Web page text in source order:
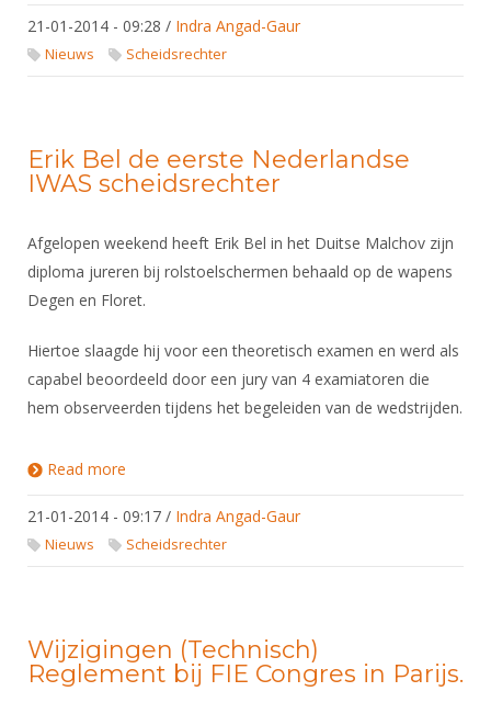
21-01-2014 - 09:28 / Indra Angad-Gaur
Nieuws Scheidsrechter
Erik Bel de eerste Nederlandse
IWAS scheidsrechter
Afgelopen weekend heeft Erik Bel in het Duitse Malchov zijn
diploma jureren bij rolstoelschermen behaald op de wapens
Degen en Floret.
Hiertoe slaagde hij voor een theoretisch examen en werd als
capabel beoordeeld door een jury van 4 examiatoren die
hem observeerden tijdens het begeleiden van de wedstrijden.
Read more
21-01-2014 - 09:17 / Indra Angad-Gaur
Nieuws Scheidsrechter
Wijzigingen (Technisch)
Reglement bij FIE Congres in Parijs.